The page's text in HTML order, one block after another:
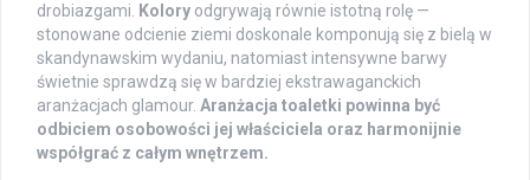
drobiazgami. Kolory odgrywają równie istotną rolę —
stonowane odcienie ziemi doskonale komponują się z bielą w
skandynawskim wydaniu, natomiast intensywne barwy
świetnie sprawdzą się w bardziej ekstrawaganckich
aranżacjach glamour. Aranżacja toaletki powinna być
odbiciem osobowości jej właściciela oraz harmonijnie
współgrać z całym wnętrzem.